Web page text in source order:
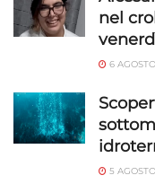
e presentare
Salvare e
nel
6
5